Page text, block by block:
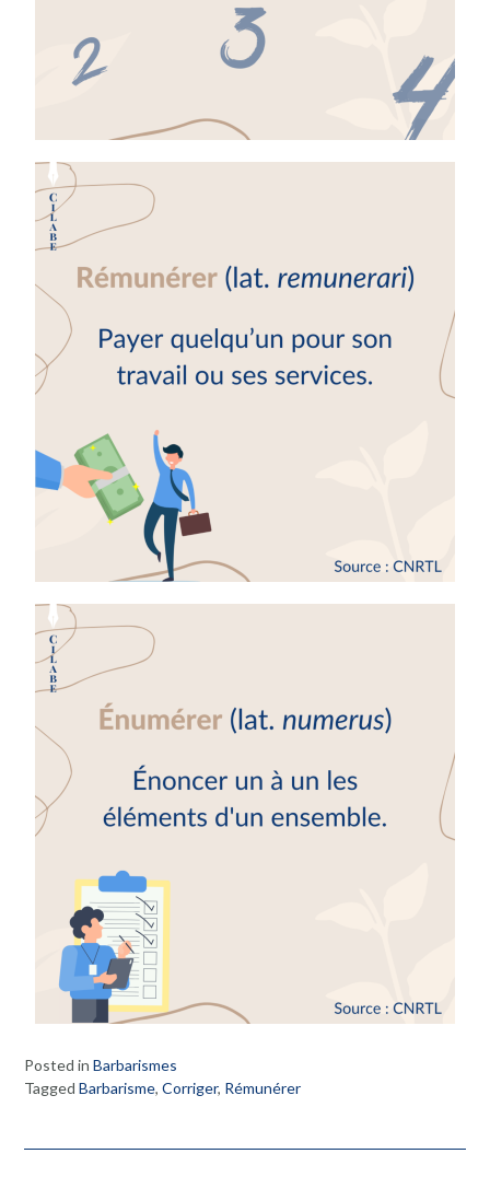
Posted in Barbarismes
Tagged Barbarisme, Corriger, Rémunérer